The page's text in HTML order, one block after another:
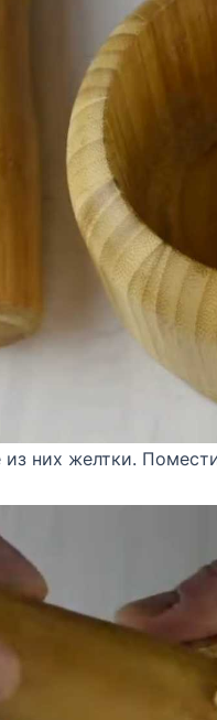
них желтки.